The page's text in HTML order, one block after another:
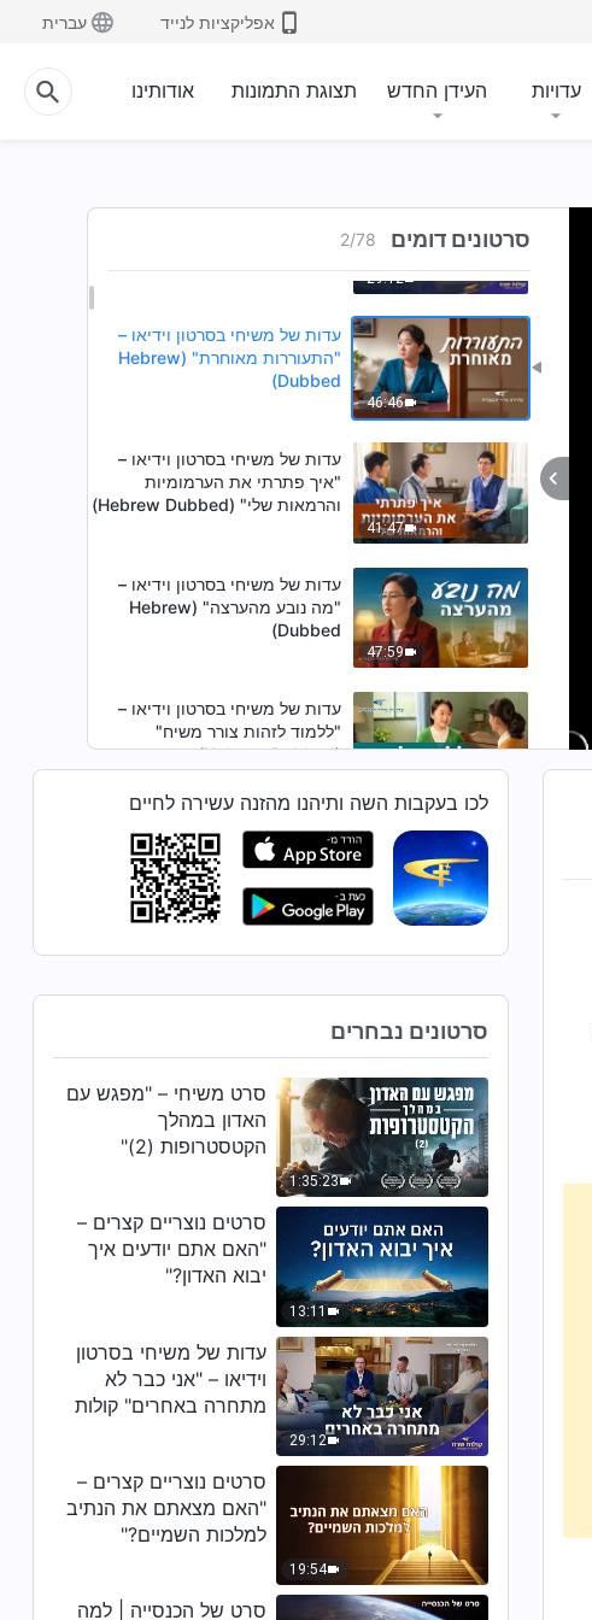
אפליקציות לנייד עברית
עדויות העידן החדש תצוגת התמונות אודותינו
סרטונים דומים 2/78
29:12
עדות של משיחי בסרטון וידיאו –
"אני כבר לא מתחרה באחרים"
46:46
עדות של משיחי בסרטון וידיאו –
"התעוררות מאוחרת" (Hebrew
Dubbed)
41:47
עדות של משיחי בסרטון וידיאו –
"איך פתרתי את הערמומיות
והרמאות שלי" (Hebrew Dubbed)
47:59
עדות של משיחי בסרטון וידיאו –
"מה נובע מהערצה" (Hebrew
Dubbed)
עדות של משיחי בסרטון וידיאו –
"ללמוד לזהות צורר משיח"
(Hebrew Dubbed)
33:13
עדות של משיחי בסרטון וידיאו –
"אחרי רעידת האדמה" (Hebrew
30:55
עדות של משיחי בסרטון וידיאו –
41:22
עדות של משיחי בסרטון וידיאו –
"להתעורר מהיהירות שלי" (Hebrew
Dubbed)
34:54
עדות של משיחי בסרטון וידיאו –
"אני יודע את הדרך לתיקון טבע
מושחת" (Hebrew Dubbed)
36:54
עדות של משיחי בסרטון וידיאו –
"אמונה: מקור הכוח" (Hebrew
Dubbed)
52:54
עדות של משיחי בסרטון וידיאו –
"השיפוט של אלוהים הושיע אותי"
(Hebrew Dubbed)
עדות של משיחי בסרטון וידיאו –
"התוצאות של חוסר השתדלות
לכו בעקבות השה ותיהנו מהזנה עשירה לחיים
סרטונים נבחרים
1:35:23
סרט משיחי – "מפגש עם
האדון במהלך
הקטסטרופות (2)"
13:11
סרטים נוצריים קצרים –
"האם אתם יודעים איך
יבוא האדון?"
29:12
עדות של משיחי בסרטון
וידיאו – "אני כבר לא
מתחרה באחרים" קולות
19:54
סרטים נוצריים קצרים –
"האם מצאתם את הנתיב
למלכות השמיים?"
סרט של הכנסייה | למה